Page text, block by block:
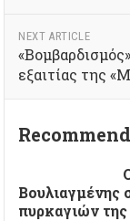
NEXT ARTICLE
εξαιτίας της
Βουλιαγμένης
πυρκαγιών της